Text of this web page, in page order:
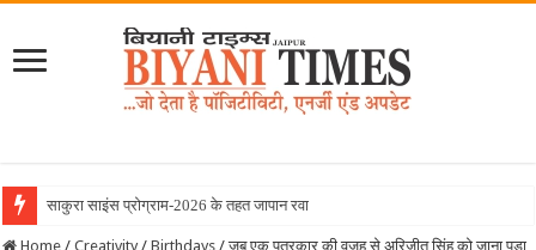
साकुरा साइंस प्रोग्राम-2026 के तहत जापान रवाना हुई बियानी ग्रुप ऑ
Home / Creativity / Birthdays / जब एक पत्रकार की वजह से अरिजीत सिंह को जाना पड़ा